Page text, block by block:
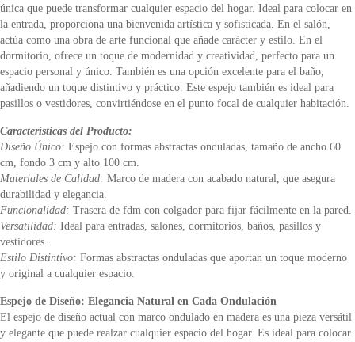
única que puede transformar cualquier espacio del hogar. Ideal para colocar en
la entrada, proporciona una bienvenida artística y sofisticada. En el salón,
actúa como una obra de arte funcional que añade carácter y estilo. En el
dormitorio, ofrece un toque de modernidad y creatividad, perfecto para un
espacio personal y único. También es una opción excelente para el baño,
añadiendo un toque distintivo y práctico. Este espejo también es ideal para
pasillos o vestidores, convirtiéndose en el punto focal de cualquier habitación.
Características del Producto:
Diseño Único: Espejo con formas abstractas onduladas, tamaño de ancho 60
cm, fondo 3 cm y alto 100 cm.
Materiales de Calidad: Marco de madera con acabado natural, que asegura
durabilidad y elegancia.
Funcionalidad: Trasera de fdm con colgador para fijar fácilmente en la pared.
Versatilidad: Ideal para entradas, salones, dormitorios, baños, pasillos y
vestidores.
Estilo Distintivo: Formas abstractas onduladas que aportan un toque moderno
y original a cualquier espacio.
Espejo de Diseño: Elegancia Natural en Cada Ondulación
El espejo de diseño actual con marco ondulado en madera es una pieza versátil
y elegante que puede realzar cualquier espacio del hogar. Es ideal para colocar